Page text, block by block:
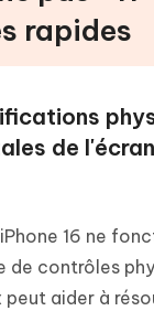
rapides
de
16 ne
de contrôles
aider à